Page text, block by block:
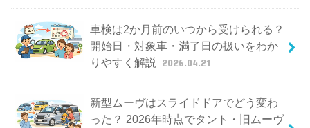
車検は2か月前のいつから受けられる？
開始日・対象車・満了日の扱いをわか
りやすく解説
2026.04.21
新型ムーヴはスライドドアでどう変わ
った？ 2026年時点でタント・旧ムーヴ